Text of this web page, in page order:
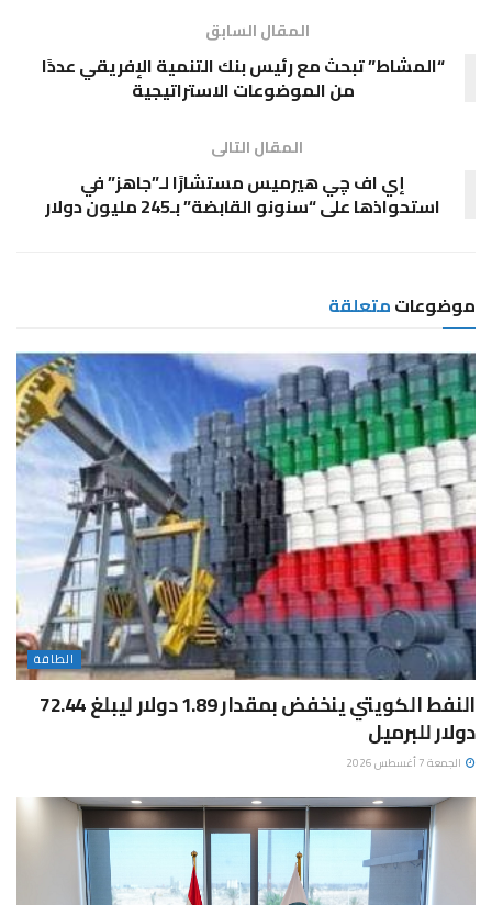
المقال السابق
“المشاط” تبحث مع رئيس بنك التنمية الإفريقي عددًا
من الموضوعات الاستراتيجية
المقال التالى
إي اف چي هيرميس مستشارًا لـ”جاهز” في
استحواذها على “سنونو القابضة” بـ245 مليون دولار
موضوعاتمتعلقة
الطاقة
النفط الكويتي ينخفض بمقدار 1.89 دولار ليبلغ 72.44
دولار للبرميل
الجمعة 7 أغسطس 2026